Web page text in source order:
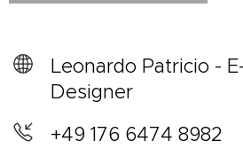
Leonardo Patricio -
Designer
+49 176 6474 8982